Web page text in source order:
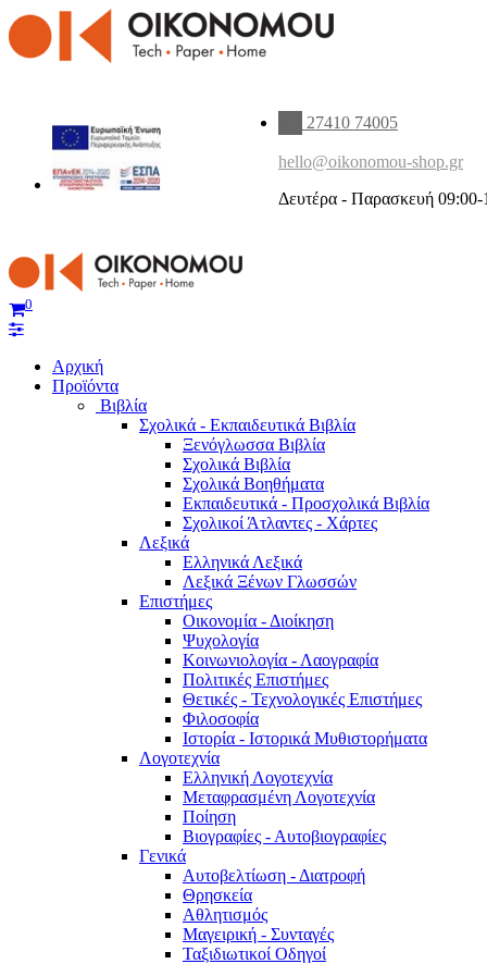
27410 74005
hello@oikonomou-shop.gr
Δευτέρα - Παρασκευή 09:00-
0
Αρχική
Προϊόντα
Βιβλία
Σχολικά - Εκπαιδευτικά Βιβλία
Ξενόγλωσσα Βιβλία
Σχολικά Βιβλία
Σχολικά Βοηθήματα
Εκπαιδευτικά - Προσχολικά Βιβλία
Σχολικοί Άτλαντες - Χάρτες
Λεξικά
Ελληνικά Λεξικά
Λεξικά Ξένων Γλωσσών
Επιστήμες
Οικονομία - Διοίκηση
Ψυχολογία
Κοινωνιολογία - Λαογραφία
Πολιτικές Eπιστήμες
Θετικές - Τεχνολογικές Επιστήμες
Φιλοσοφία
Ιστορία - Ιστορικά Μυθιστορήματα
Λογοτεχνία
Ελληνική Λογοτεχνία
Μεταφρασμένη Λογοτεχνία
Ποίηση
Βιογραφίες - Αυτοβιογραφίες
Γενικά
Αυτοβελτίωση - Διατροφή
Θρησκεία
Αθλητισμός
Μαγειρική - Συνταγές
Ταξιδιωτικοί Οδηγοί